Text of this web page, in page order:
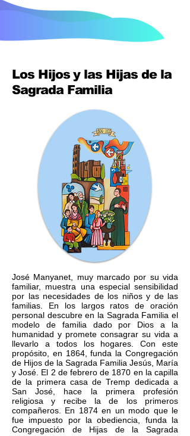
Los Hijos y las Hijas de la
Sagrada Familia
José Manyanet, muy marcado por su vida
familiar, muestra una especial sensibilidad
por las necesidades de los niños y de las
familias. En los largos ratos de oración
personal descubre en la Sagrada Familia el
modelo de familia dado por Dios a la
humanidad y promete consagrar su vida a
llevarlo a todos los hogares. Con este
propósito, en 1864, funda la Congregación
de Hijos de la Sagrada Familia Jesús, María
y José. El 2 de febrero de 1870 en la capilla
de la primera casa de Tremp dedicada a
San José, hace la primera profesión
religiosa y recibe la de los primeros
compañeros. En 1874 en un modo que le
fue impuesto por la obediencia, funda la
Congregación de Hijas de la Sagrada